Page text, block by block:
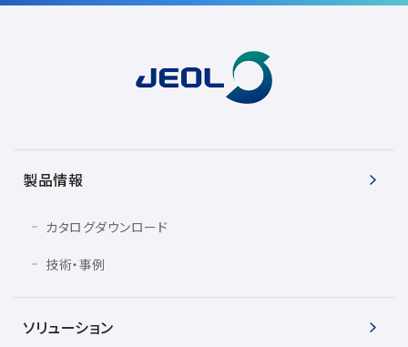
製品情報
カタログダウンロード
技術・事例
ソリューション